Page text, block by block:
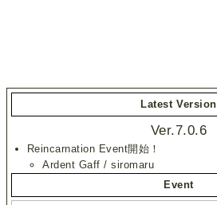
Latest Version
Ver.7.0.6
Reincarnation Event開始！
Ardent Gaff / siromaru
Event